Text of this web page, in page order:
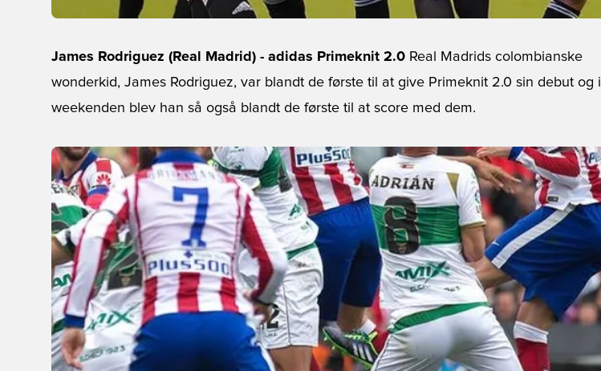
James Rodriguez (Real Madrid) - adidas Primeknit 2.0 Real Madrids colombianske
wonderkid, James Rodriguez, var blandt de første til at give Primeknit 2.0 sin debut og i
weekenden blev han så også blandt de første til at score med dem.